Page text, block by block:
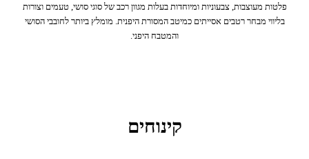
פלטות מעוצבות, צבעוניות ומיוחדות בעלות מגוון רכב של סוגי סושי, טעמים וצורות
בליווי מבחר רטבים אסייתים כמיטב המסורת היפנית. מומלץ ביותר לחובבי הסושי
והמטבח היפני.
קינוחים